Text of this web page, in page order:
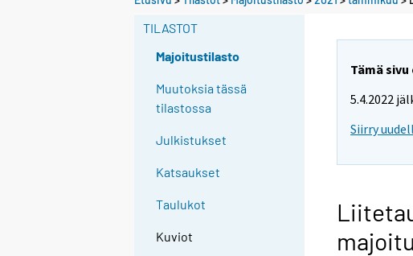
TILASTOT
Majoitustilasto
Muutoksia tässä
tilastossa
Julkistukset
Katsaukset
Taulukot
Kuviot
Tämä
5.4.2022
Siirry